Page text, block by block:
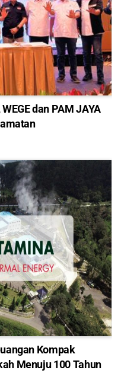
dan PAM JAYA
Kompak
Menuju 100 Tahun